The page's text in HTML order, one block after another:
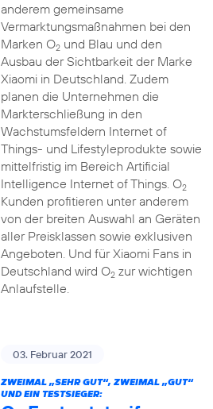
anderem gemeinsame
Vermarktungsmaßnahmen bei den
Marken O2und Blau und den
Ausbau der Sichtbarkeit der Marke
Xiaomi in Deutschland. Zudem
planen die Unternehmen die
Markterschließung in den
Wachstumsfeldern Internet of
Things- und Lifestyleprodukte sowie
mittelfristig im Bereich Artificial
Intelligence Internet of Things. O2
Kunden profitieren unter anderem
von der breiten Auswahl an Geräten
aller Preisklassen sowie exklusiven
Angeboten. Und für Xiaomi Fans in
Deutschland wird O2zur wichtigen
Anlaufstelle.
03. Februar 2021
ZWEIMAL „SEHR GUT“, ZWEIMAL „GUT“
UND EIN TESTSIEGER: